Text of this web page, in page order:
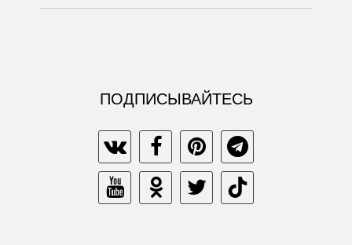
ПОДПИСЫВАЙТЕСЬ